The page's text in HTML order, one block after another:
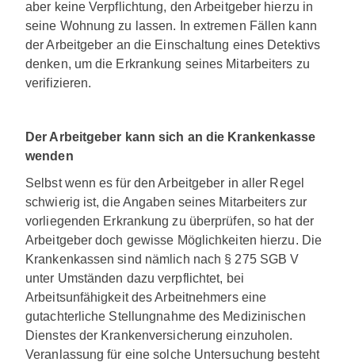
aber keine Verpflichtung, den Arbeitgeber hierzu in
seine Wohnung zu lassen. In extremen Fällen kann
der Arbeitgeber an die Einschaltung eines Detektivs
denken, um die Erkrankung seines Mitarbeiters zu
verifizieren.
Der Arbeitgeber kann sich an die Krankenkasse
wenden
Selbst wenn es für den Arbeitgeber in aller Regel
schwierig ist, die Angaben seines Mitarbeiters zur
vorliegenden Erkrankung zu überprüfen, so hat der
Arbeitgeber doch gewisse Möglichkeiten hierzu. Die
Krankenkassen sind nämlich nach § 275 SGB V
unter Umständen dazu verpflichtet, bei
Arbeitsunfähigkeit des Arbeitnehmers eine
gutachterliche Stellungnahme des Medizinischen
Dienstes der Krankenversicherung einzuholen.
Veranlassung für eine solche Untersuchung besteht